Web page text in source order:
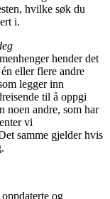
hvilke søk du
i.
hender det
eller flere andre
legger inn
til å oppgi
noen andre, som har
vi
samme gjelder hvis
og